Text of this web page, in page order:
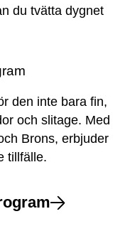
du tvätta dygnet
den inte bara fin,
och slitage. Med
Brons, erbjuder
tillfälle.